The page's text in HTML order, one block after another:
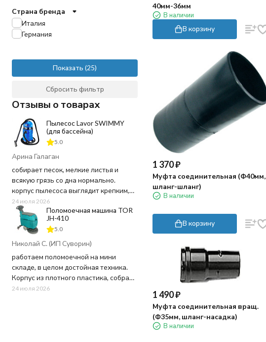
40мм-36мм
В наличии
В корзину
1 370₽
Муфта соединительная (Ф40мм,
шланг-шланг)
В наличии
В корзину
1 490₽
Муфта соединительная вращ.
(Ф35мм, шланг-насадка)
В наличии
Страна бренда
Италия
Германия
Показать
Сбросить фильтр
Отзывы о товарах
Пылесос Lavor SWIMMY
(для бассейна)
5.0
Арина Галаган
собирает песок, мелкие листья и
всякую грязь со дна нормально.
корпус пылесоса выглядит крепким,
пластик не "хлипкий", а шланг
достаточно длинный, не пришлось
ничего докупать. Используем для
чистки бассейна 20 кв.м. в частном
доме - хватает мощности и длины
шнура.
Заказ оформили быстро, в магазине
перезвонили почти сразу, уточнили
24 июля 2026
Поломоечная машина TOR
JH-410
5.0
Николай С. (ИП Суворин)
работаем поломоечной на мини
складе, в целом достойная техника.
Корпус из плотного пластика, собран
на совесть - ничего не люфтит и не
24 июля 2026